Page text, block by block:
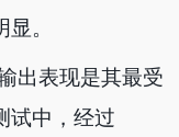
。
出表现是其最受
中，经过